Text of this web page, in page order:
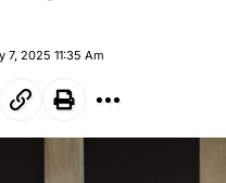
7, 2025 11:35 Am